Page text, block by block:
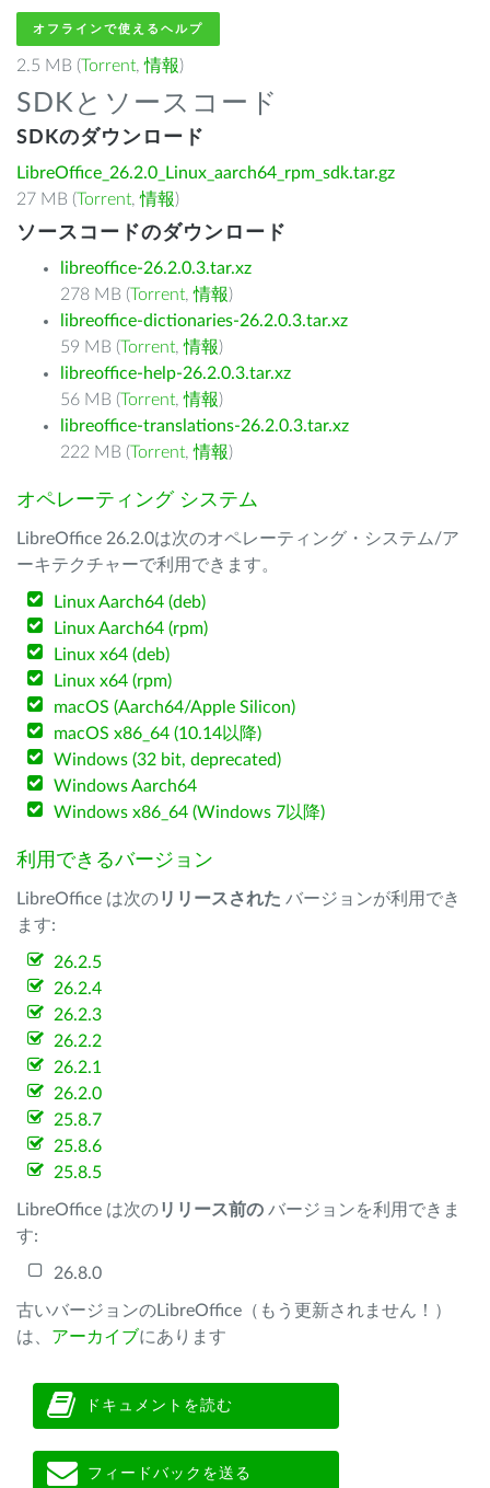
オフラインで使えるヘルプ
2.5 MB (Torrent,情報)
SDKとソースコード
SDKのダウンロード
LibreOffice_26.2.0_Linux_aarch64_rpm_sdk.tar.gz
27 MB (Torrent,情報)
ソースコードのダウンロード
libreoffice-26.2.0.3.tar.xz
278 MB (Torrent,情報)
libreoffice-dictionaries-26.2.0.3.tar.xz
59 MB (Torrent,情報)
libreoffice-help-26.2.0.3.tar.xz
56 MB (Torrent,情報)
libreoffice-translations-26.2.0.3.tar.xz
222 MB (Torrent,情報)
オペレーティング システム
LibreOffice 26.2.0は次のオペレーティング・システム/ア
ーキテクチャーで利用できます。
Linux Aarch64 (deb)
Linux Aarch64 (rpm)
Linux x64 (deb)
Linux x64 (rpm)
macOS (Aarch64/Apple Silicon)
macOS x86_64 (10.14以降)
Windows (32 bit, deprecated)
Windows Aarch64
Windows x86_64 (Windows 7以降)
利用できるバージョン
LibreOffice は次のリリースされた バージョンが利用でき
ます:
26.2.5
26.2.4
26.2.3
26.2.2
26.2.1
26.2.0
25.8.7
25.8.6
25.8.5
LibreOffice は次のリリース前の バージョンを利用できま
す:
26.8.0
古いバージョンのLibreOffice（もう更新されません！）
は、 アーカイブにあります
ドキュメントを読む
フィードバックを送る